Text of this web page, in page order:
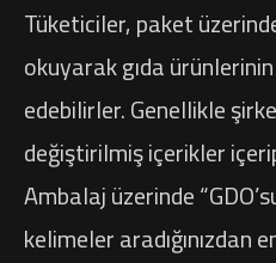
Tüketiciler, paket
okuyarak gıda
edebilirler. Genellikle
değiştirilmiş içerikler
Ambalaj üzerinde
kelimeler aradığınızdan